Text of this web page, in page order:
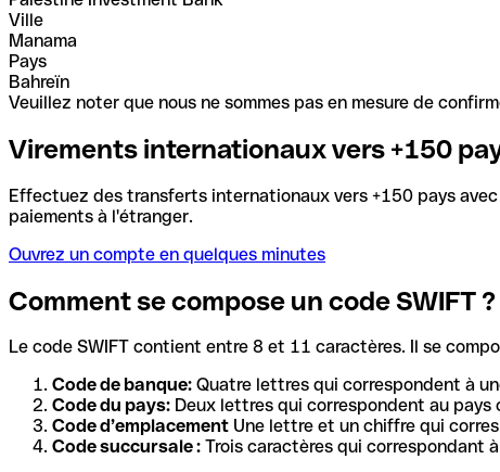
Ville
Manama
Pays
Bahreïn
Veuillez noter que nous ne sommes pas en mesure de
Virements internationaux vers +150
Effectuez des transferts internationaux vers +150 pays
paiements à l'étranger.
Ouvrez un compte en quelques minutes
Comment se compose un code SWIFT ?
Le code SWIFT contient entre 8 et 11 caractères. Il se
Code de banque: Quatre lettres qui correspondent à
Code du pays: Deux lettres qui correspondent au pays
Code d’emplacement Une lettre et un chiffre qui
Code succursale : Trois caractères qui correspondant